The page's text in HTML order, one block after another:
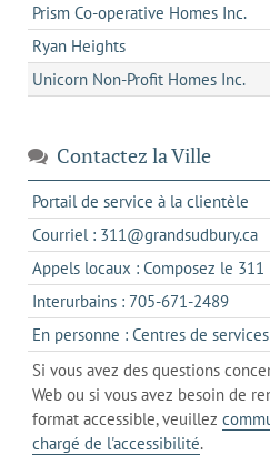
Prism Co-operative Homes Inc.
Ryan Heights
Unicorn Non-Profit Homes Inc.
Contactez la Ville
Portail de service à la clientèle
un
Courriel : 311@grandsudbury.ca
de
Appels locaux : Composez le 311
Interurbains : 705-671-2489s'ouvre
dans
un
client
de
votre
En personne : Centres de
Si vous avez des questions
Web ou si vous avez besoin de
format accessible, veuillez
chargé de l'accessibilité.